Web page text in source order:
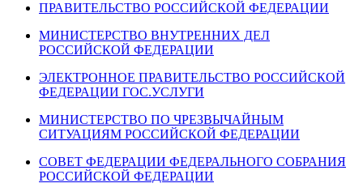
ПРАВИТЕЛЬСТВО РОССИЙСКОЙ ФЕДЕРАЦИИ
МИНИСТЕРСТВО ВНУТРЕННИХ ДЕЛ
РОССИЙСКОЙ ФЕДЕРАЦИИ
ЭЛЕКТРОННОЕ ПРАВИТЕЛЬСТВО РОССИЙСКОЙ
ФЕДЕРАЦИИ ГОС.УСЛУГИ
МИНИСТЕРСТВО ПО ЧРЕЗВЫЧАЙНЫМ
СИТУАЦИЯМ РОССИЙСКОЙ ФЕДЕРАЦИИ
СОВЕТ ФЕДЕРАЦИИ ФЕДЕРАЛЬНОГО СОБРАНИЯ
РОССИЙСКОЙ ФЕДЕРАЦИИ